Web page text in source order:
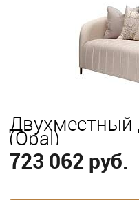
Двухместный
(Opal)
723 062 руб.